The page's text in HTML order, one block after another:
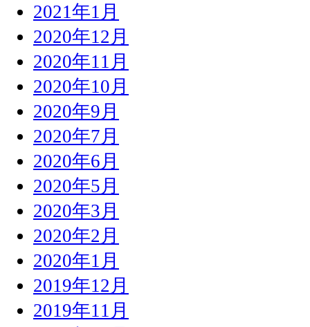
2021年1月
2020年12月
2020年11月
2020年10月
2020年9月
2020年7月
2020年6月
2020年5月
2020年3月
2020年2月
2020年1月
2019年12月
2019年11月